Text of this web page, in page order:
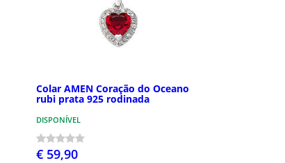
Colar AMEN Coração do Oceano
rubi prata 925 rodinada
DISPONÍVEL
€ 59,90